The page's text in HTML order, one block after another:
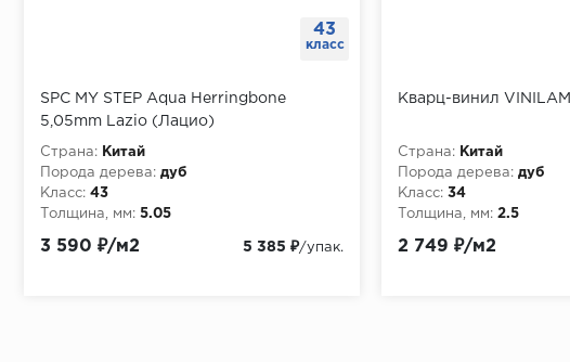
43
класс
SPC MY STEP Aqua Herringbone
5,05mm Lazio (Лацио)
Страна:
Китай
Порода дерева: дуб
Класс: 43
Толщина, мм: 5.05
3 590 ₽/м2 5 385 ₽/упак.
Кварц-винил
Страна:
Китай
Порода дерева: дуб
Класс: 34
Толщина, мм: 2.5
2 749 ₽/м2